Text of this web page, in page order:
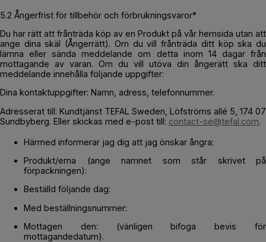
5.2 Ångerfrist för tillbehör och förbrukningsvaror*
Du har rätt att frånträda köp av en Produkt på vår hemsida utan att
ange dina skäl (Ångerrätt). Om du vill frånträda ditt köp ska du
lämna eller sända meddelande om detta inom 14 dagar från
mottagande av varan. Om du vill utöva din ångerätt ska ditt
meddelande innehålla följande uppgifter:
Dina kontaktuppgifter: Namn, adress, telefonnummer.
Adresserat till: Kundtjänst TEFAL Sweden, Löfströms allé 5, 174 07
Sundbyberg. Eller skickas med e-post till: contact-se@tefal.com.
Härmed informerar jag dig att jag önskar ångra:
Produkt/erna (ange namnet som står skrivet på
förpackningen):
Beställd följande dag:
Med beställningsnummer:
Mottagen den: (vänligen bifoga bevis för
mottagandedatum).